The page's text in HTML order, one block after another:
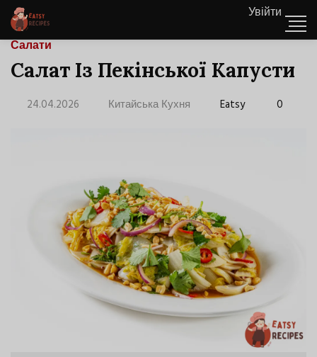
Увійти
Салати
Салат Із Пекінської Капусти
24.04.2026 Китайська Кухня Eatsy 0